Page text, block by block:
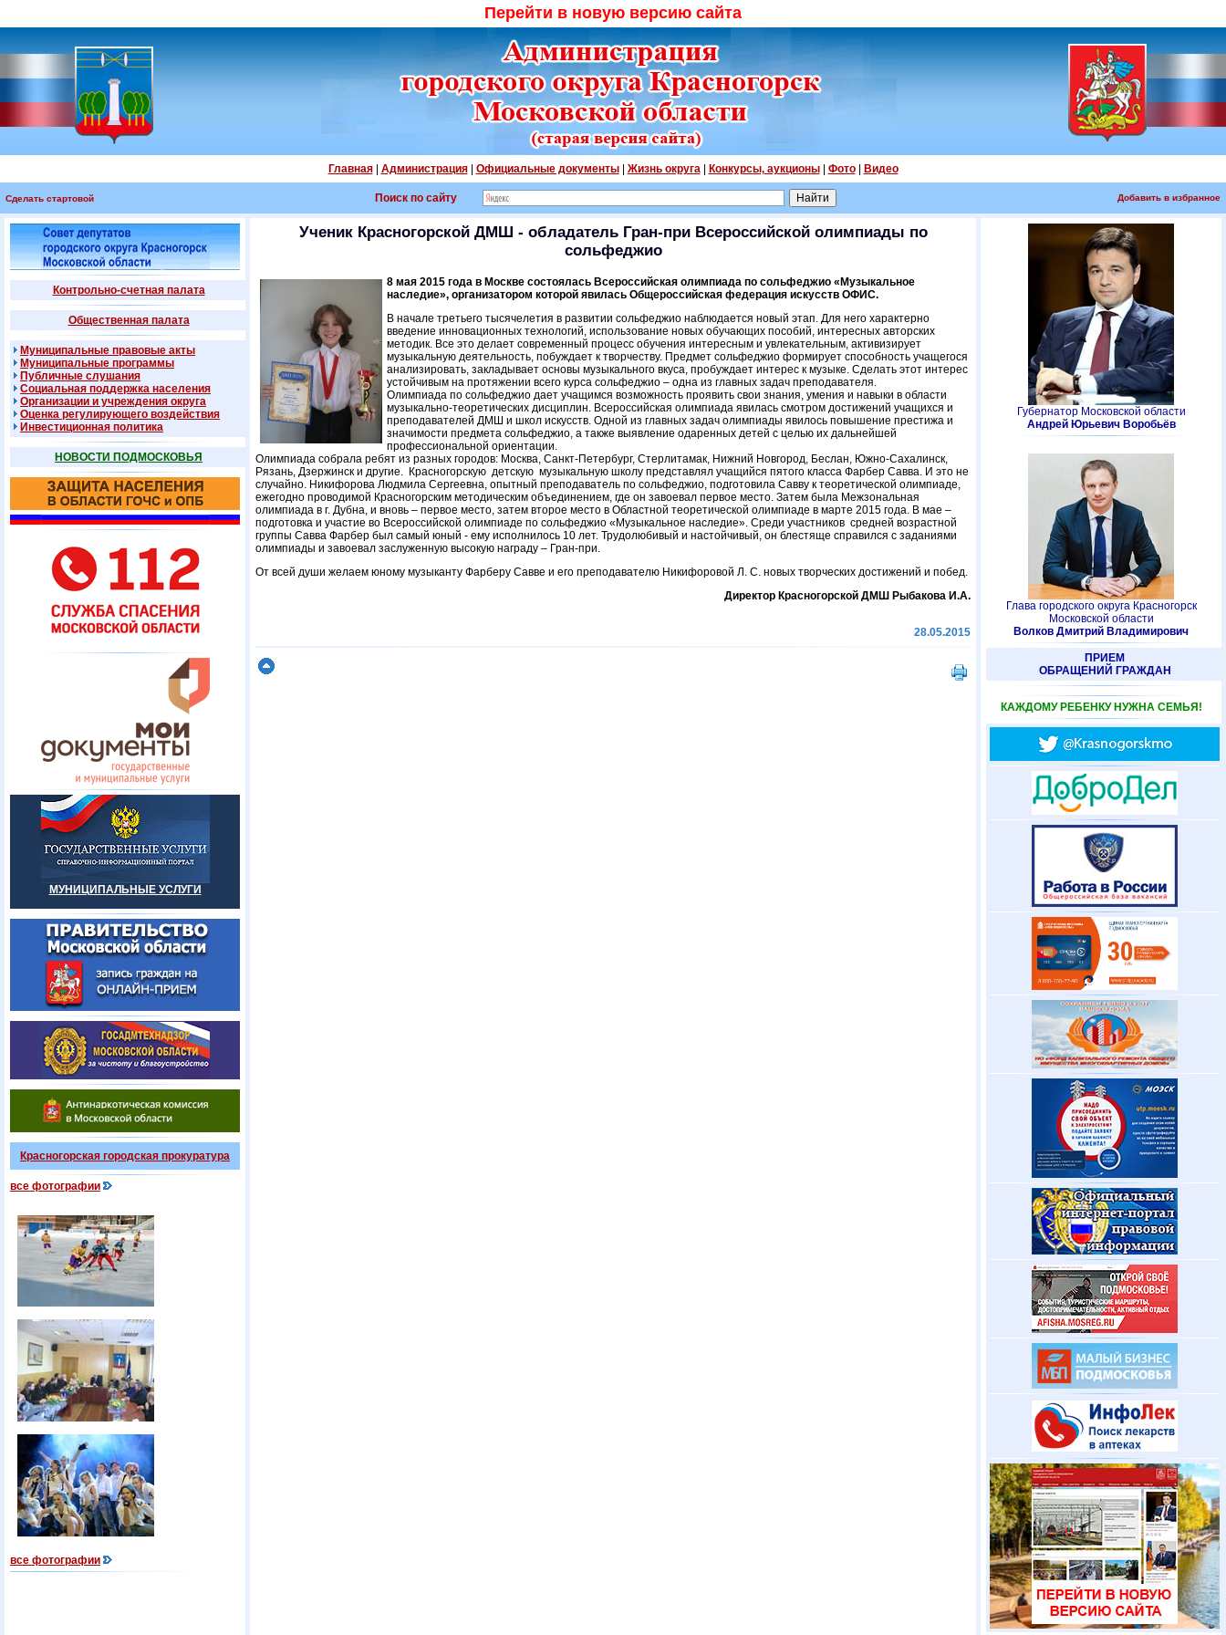
Перейти в новую версию сайта
Главная| Администрация| Официальные документы| Жизнь округа| Конкурсы, аукционы| Фото| Видео
Сделать стартовой Поиск по сайту Добавить в избранное
Контрольно-счетная палата
Общественная палата
Муниципальные правовые акты
Муниципальные программы
Публичные слушания
Социальная поддержка населения
Организации и учреждения округа
Оценка регулирующего воздействия
Инвестиционная политика
НОВОСТИ ПОДМОСКОВЬЯ
МУНИЦИПАЛЬНЫЕ УСЛУГИ
Красногорская городская прокуратура
все фотографии
все фотографии
Ученик Красногорской ДМШ - обладатель Гран-при Всероссийской олимпиады по
сольфеджио
8 мая 2015 года в Москве состоялась Всероссийская олимпиада по сольфеджио «Музыкальное
наследие», организатором которой явилась Общероссийская федерация искусств ОФИС.
В начале третьего тысячелетия в развитии сольфеджио наблюдается новый этап. Для него характерно
введение инновационных технологий, использование новых обучающих пособий, интересных авторских
методик. Все это делает современный процесс обучения интересным и увлекательным, активизирует
музыкальную деятельность, побуждает к творчеству. Предмет сольфеджио формирует способность учащегося
анализировать, закладывает основы музыкального вкуса, пробуждает интерес к музыке. Сделать этот интерес
устойчивым на протяжении всего курса сольфеджио – одна из главных задач преподавателя.
Олимпиада по сольфеджио дает учащимся возможность проявить свои знания, умения и навыки в области
музыкально-теоретических дисциплин. Всероссийская олимпиада явилась смотром достижений учащихся и
преподавателей ДМШ и школ искусств. Одной из главных задач олимпиады явилось повышение престижа и
значимости предмета сольфеджио, а также выявление одаренных детей с целью их дальнейшей
профессиональной ориентации.
Олимпиада собрала ребят из разных городов: Москва, Санкт-Петербург, Стерлитамак, Нижний Новгород, Беслан, Южно-Сахалинск,
Рязань, Дзержинск и другие. Красногорскую детскую музыкальную школу представлял учащийся пятого класса Фарбер Савва. И это не
случайно. Никифорова Людмила Сергеевна, опытный преподаватель по сольфеджио, подготовила Савву к теоретической олимпиаде,
ежегодно проводимой Красногорским методическим объединением, где он завоевал первое место. Затем была Межзональная
олимпиада в г. Дубна, и вновь – первое место, затем второе место в Областной теоретической олимпиаде в марте 2015 года. В мае –
подготовка и участие во Всероссийской олимпиаде по сольфеджио «Музыкальное наследие». Среди участников средней возрастной
группы Савва Фарбер был самый юный - ему исполнилось 10 лет. Трудолюбивый и настойчивый, он блестяще справился с заданиями
олимпиады и завоевал заслуженную высокую награду – Гран-при.
От всей души желаем юному музыканту Фарберу Савве и его преподавателю Никифоровой Л. С. новых творческих достижений и побед.
Директор Красногорской ДМШ Рыбакова И.А.
28.05.2015
Губернатор Московской области
Андрей Юрьевич Воробьёв
Глава городского округа Красногорск
Московской области
Волков Дмитрий Владимирович
ПРИЕМ
ОБРАЩЕНИЙ ГРАЖДАН
КАЖДОМУ РЕБЕНКУ НУЖНА СЕМЬЯ!